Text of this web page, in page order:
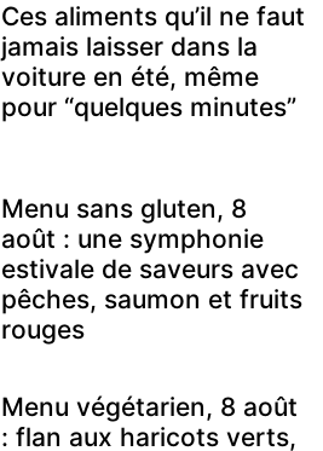
Ces aliments qu’il ne faut
jamais laisser dans la
voiture en été, même
pour “quelques minutes”
Menu sans gluten, 8
août : une symphonie
estivale de saveurs avec
pêches, saumon et fruits
rouges
Menu végétarien, 8 août
: flan aux haricots verts,